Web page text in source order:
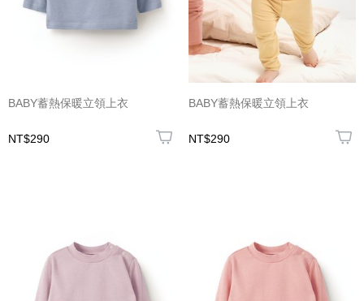
BABY蓄熱保暖立領上衣
NT$290
BABY蓄熱保暖立領上衣
NT$290